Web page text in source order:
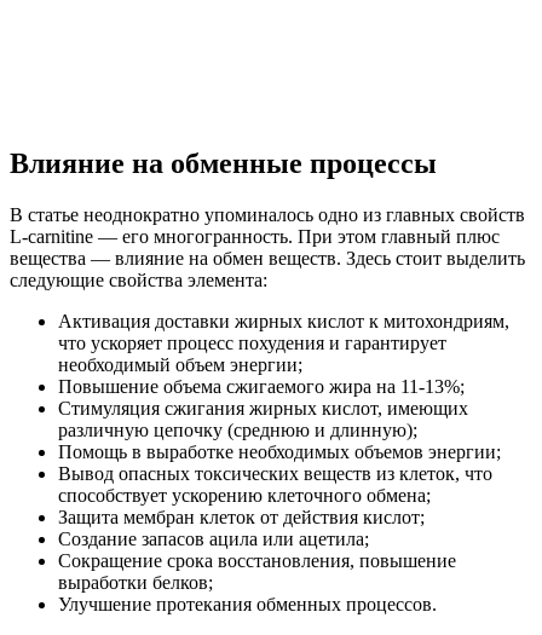
Влияние на обменные процессы
В статье неоднократно упоминалось одно из главных свойств
L-carnitine — его многогранность. При этом главный плюс
вещества — влияние на обмен веществ. Здесь стоит выделить
следующие свойства элемента:
Активация доставки жирных кислот к митохондриям,
что ускоряет процесс похудения и гарантирует
необходимый объем энергии;
Повышение объема сжигаемого жира на 11-13%;
Стимуляция сжигания жирных кислот, имеющих
различную цепочку (среднюю и длинную);
Помощь в выработке необходимых объемов энергии;
Вывод опасных токсических веществ из клеток, что
способствует ускорению клеточного обмена;
Защита мембран клеток от действия кислот;
Создание запасов ацила или ацетила;
Сокращение срока восстановления, повышение
выработки белков;
Улучшение протекания обменных процессов.